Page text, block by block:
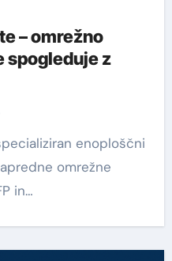
– omrežno
spogleduje z
omrežne
in…